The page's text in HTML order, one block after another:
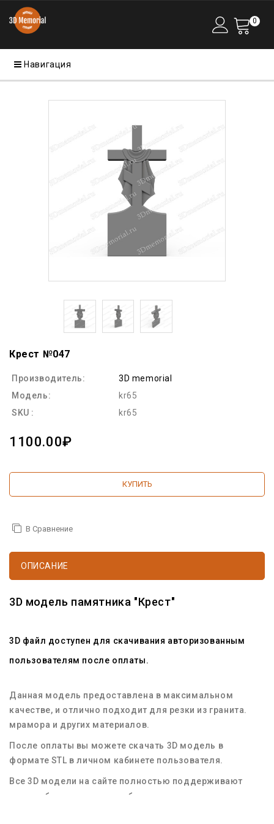
0
Навигация
Крест №047
Производитель:
3D memorial
Модель:
kr65
SKU :
kr65
1100.00₽
КУПИТЬ
В Сравнение
ОПИСАНИЕ
3D модель памятника "Крест"
3D файл доступен для скачивания авторизованным
пользователям после оплаты.
Данная модель предоставлена в максимальном
качестве, и отлично подходит для резки из гранита.
мрамора и других материалов.
После оплаты вы можете скачать 3D модель в
формате STL в личном кабинете пользователя.
Все 3D модели на сайте полностью поддерживают
масштабирование для любых размеров заготовок